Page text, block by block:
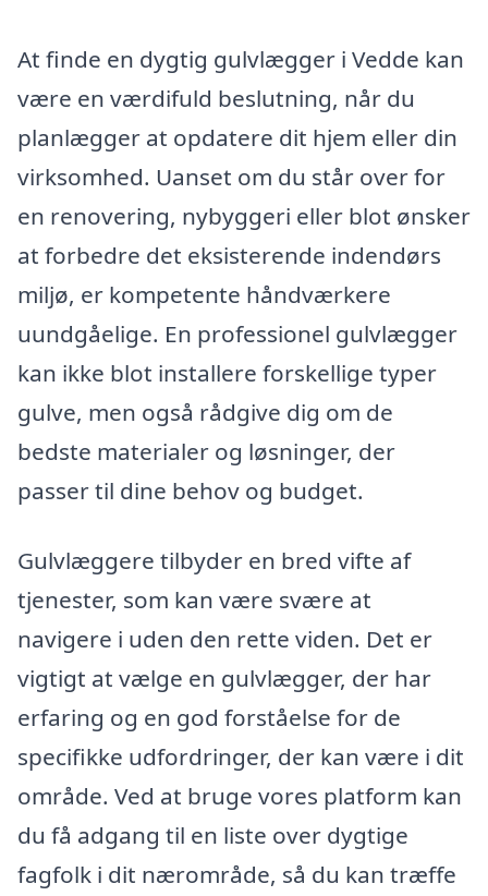
At finde en dygtig gulvlægger i Vedde kan
være en værdifuld beslutning, når du
planlægger at opdatere dit hjem eller din
virksomhed. Uanset om du står over for
en renovering, nybyggeri eller blot ønsker
at forbedre det eksisterende indendørs
miljø, er kompetente håndværkere
uundgåelige. En professionel gulvlægger
kan ikke blot installere forskellige typer
gulve, men også rådgive dig om de
bedste materialer og løsninger, der
passer til dine behov og budget.
Gulvlæggere tilbyder en bred vifte af
tjenester, som kan være svære at
navigere i uden den rette viden. Det er
vigtigt at vælge en gulvlægger, der har
erfaring og en god forståelse for de
specifikke udfordringer, der kan være i dit
område. Ved at bruge vores platform kan
du få adgang til en liste over dygtige
fagfolk i dit nærområde, så du kan træffe